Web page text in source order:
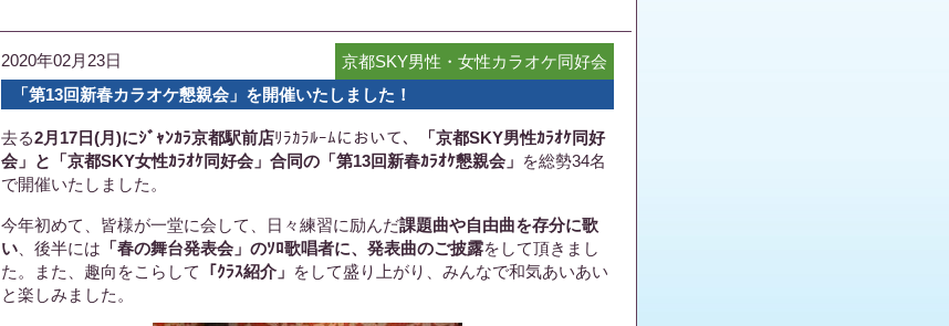
2020年02月23日
京都SKY男性・女性カラオケ同好会
「第13回新春カラオケ懇親会」を開催いたしました！
去る2月17日(月)にｼﾞｬﾝｶﾗ京都駅前店ﾘﾗｶﾗﾙｰﾑにおいて、
「京都SKY男性ｶﾗｵｹ同好
会」と「京都SKY女性ｶﾗｵｹ同好会」合同の「第13回新春ｶﾗｵｹ懇親会」 を総勢34名
で開催いたしました。
今年初めて、皆様が一堂に会して、日々練習に励んだ課題曲や自由曲を存分に歌
い 、後半には 「春の舞台発表会」のｿﾛ歌唱者に、発表曲のご披露をして頂きまし
た。また、趣向をこらして
「ｸﾗｽ紹介」 をして盛り上がり、みんなで和気あいあい
と楽しみました。